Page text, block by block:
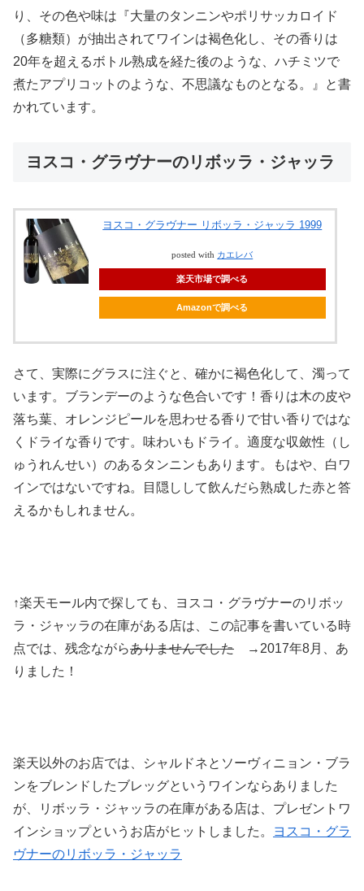
り、その色や味は『大量のタンニンやポリサッカロイド
（多糖類）が抽出されてワインは褐色化し、その香りは
20年を超えるボトル熟成を経た後のような、ハチミツで
煮たアプリコットのような、不思議なものとなる。』と書
かれています。
ヨスコ・グラヴナーのリボッラ・ジャッラ
ヨスコ・グラヴナー リボッラ・ジャッラ 1999
posted with カエレバ
楽天市場で調べる
Amazonで調べる
さて、実際にグラスに注ぐと、確かに褐色化して、濁って
います。ブランデーのような色合いです！香りは木の皮や
落ち葉、オレンジピールを思わせる香りで甘い香りではな
くドライな香りです。味わいもドライ。適度な収斂性（し
ゅうれんせい）のあるタンニンもあります。もはや、白ワ
インではないですね。目隠しして飲んだら熟成した赤と答
えるかもしれません。
↑楽天モール内で探しても、ヨスコ・グラヴナーのリボッ
ラ・ジャッラの在庫がある店は、この記事を書いている時
点では、残念ながらありませんでした →2017年8月、あ
りました！
楽天以外のお店では、シャルドネとソーヴィニョン・ブラ
ンをブレンドしたブレッグというワインならありました
が、リボッラ・ジャッラの在庫がある店は、プレゼントワ
インショップというお店がヒットしました。
ヨスコ・グラ
ヴナーのリボッラ・ジャッラ